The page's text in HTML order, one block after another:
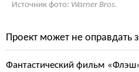
Источник фото: Warner Bros.
Проект может не оправдать
Фантастический фильм